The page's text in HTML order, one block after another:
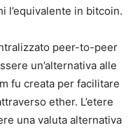
l’equivalente in bitcoin.
peer-to-peer
un’alternativa alle
fu creata per facilitare
ether. L’etere
una valuta alternativa